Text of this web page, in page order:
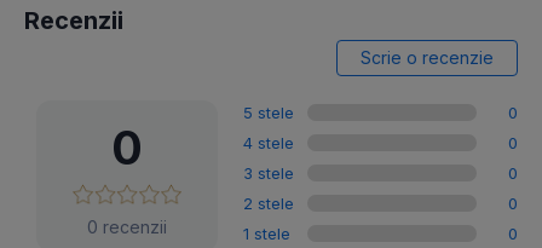
Recenzii
Scrie o recenzie
0
0 recenzii
5 stele
0
4 stele
0
3 stele
0
2 stele
0
1 stele
0